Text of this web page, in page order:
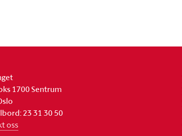
1700 Sentrum
23 31 30 50
oss